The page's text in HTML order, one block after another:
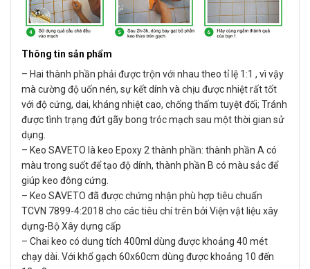
Thông tin sản phẩm
– Hai thành phần phải được trộn với nhau theo tỉ lệ 1:1 , vì vậy
mà cường độ uốn nén, sự kết dính và chịu được nhiệt rất tốt
với độ cứng, dai, kháng nhiệt cao, chống thấm tuyệt đối; Tránh
được tình trạng đứt gãy bong tróc mạch sau một thời gian sử
dụng.
– Keo SAVETO là keo Epoxy 2 thành phần: thành phần A có
màu trong suốt để tạo độ dính, thành phần B có màu sắc để
giúp keo đông cứng.
– Keo SAVETO đã được chứng nhận phù hợp tiêu chuẩn
TCVN 7899-4:2018 cho các tiêu chí trên bởi Viện vật liệu xây
dựng-Bộ Xây dựng cấp
– Chai keo có dung tích 400ml dùng được khoảng 40 mét
chạy dài. Với khổ gạch 60x60cm dùng được khoảng 10 đến